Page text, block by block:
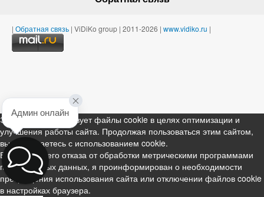
| Обратная связь | ViDiKo group | 2011-2026 | www.vidiko.ru |
Этот ресурс использует файлы cookie в целях оптимизации и
улучшения работы сайта. Продолжая пользоваться этим сайтом,
вы соглашаетесь с использованием cookie.
В случае моего отказа от обработки метрическими программами
персональных данных, я проинформирован о необходимости
прекращения использования сайта или отключении файлов cookie
в настройках браузера.
Админ онлайн